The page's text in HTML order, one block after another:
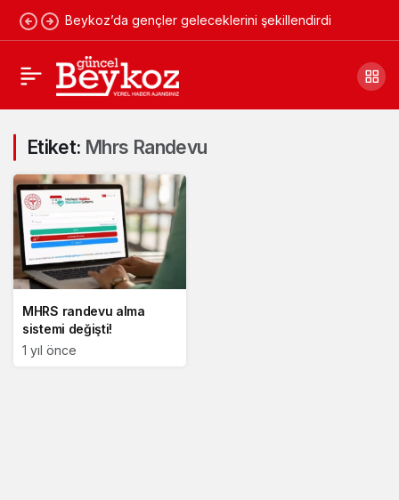
Beykoz’da gençler geleceklerini şekillendirdi
Etiket: Mhrs Randevu
MHRS randevu alma
sistemi değişti!
1 yıl önce